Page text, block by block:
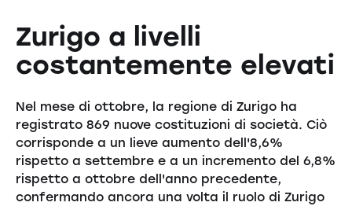
Zurigo a livelli
costantemente elevati
Nel mese di ottobre, la regione di Zurigo ha
registrato 869 nuove costituzioni di società. Ciò
corrisponde a un lieve aumento dell'8,6%
rispetto a settembre e a un incremento del 6,8%
rispetto a ottobre dell'anno precedente,
confermando ancora una volta il ruolo di Zurigo